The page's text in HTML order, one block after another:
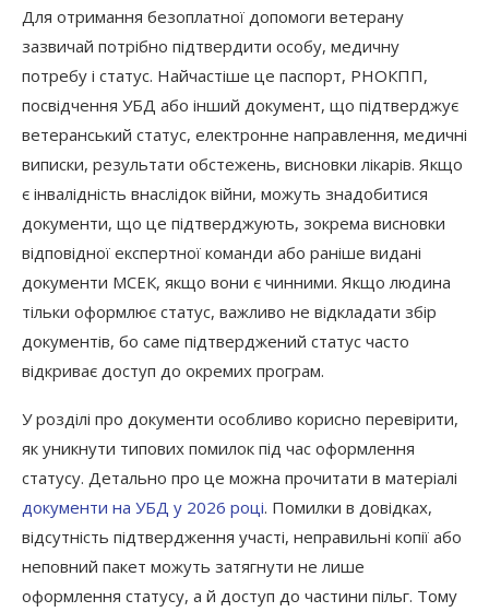
Для отримання безоплатної допомоги ветерану
зазвичай потрібно підтвердити особу, медичну
потребу і статус. Найчастіше це паспорт, РНОКПП,
посвідчення УБД або інший документ, що підтверджує
ветеранський статус, електронне направлення, медичні
виписки, результати обстежень, висновки лікарів. Якщо
є інвалідність внаслідок війни, можуть знадобитися
документи, що це підтверджують, зокрема висновки
відповідної експертної команди або раніше видані
документи МСЕК, якщо вони є чинними. Якщо людина
тільки оформлює статус, важливо не відкладати збір
документів, бо саме підтверджений статус часто
відкриває доступ до окремих програм.
У розділі про документи особливо корисно перевірити,
як уникнути типових помилок під час оформлення
статусу. Детально про це можна прочитати в матеріалі
документи на УБД у 2026 році. Помилки в довідках,
відсутність підтвердження участі, неправильні копії або
неповний пакет можуть затягнути не лише
оформлення статусу, а й доступ до частини пільг. Тому